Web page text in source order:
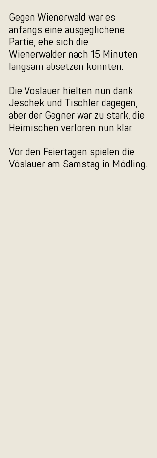
Gegen Wienerwald war es
anfangs eine ausgeglichene
Partie, ehe sich die
Wienerwalder nach 15 Minuten
langsam absetzen konnten.
Die Vöslauer hielten nun dank
Jeschek und Tischler dagegen,
aber der Gegner war zu stark, die
Heimischen verloren nun klar.
Vor den Feiertagen spielen die
Vöslauer am Samstag in Mödling.